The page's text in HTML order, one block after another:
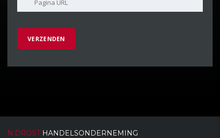
N.DROSTHANDELSONDERNEMING